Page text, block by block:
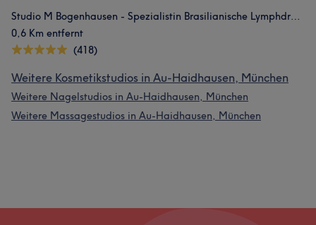
Studio M Bogenhausen - Spezialistin Brasilianische Lymphdrainage
0,6 Km entfernt
(418)
Weitere Kosmetikstudios in Au-Haidhausen, München
Weitere Nagelstudios in Au-Haidhausen, München
Weitere Massagestudios in Au-Haidhausen, München